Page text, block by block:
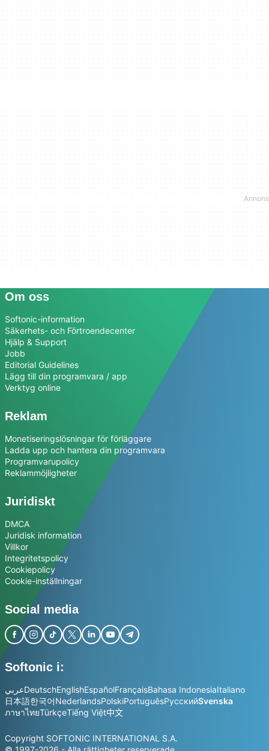
Om oss
Softonic-information
Säkerhets- och Förtroendecenter
Hjälp & Support
Jobb
Editorial Guidelines
Lägg till din programvara / app
Verktyg online
Reklam
Monetiseringslösningar för förläggare
Ladda upp och hantera din programvara
Programvarupolicy
Reklammöjligheter
Juridiskt
DMCA
Juridisk information
Villkor
Integritetspolicy
Cookiepolicy
Cookie-inställningar
Social media
Softonic i:
عربيDeutschEnglishEspañolFrançaisBahasa IndonesiaItaliano
日本語한국어NederlandsPolskiPortuguêsРусскийSvenska
ภาษาไทยTürkçeTiếng Việt中文
Copyright SOFTONIC INTERNATIONAL S.A.